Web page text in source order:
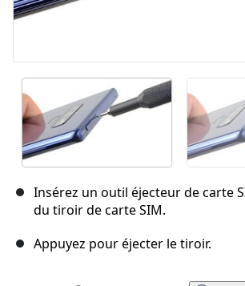
Insérez un outil éjecteur de carte
du tiroir de carte SIM.
Appuyez pour éjecter le tiroir.